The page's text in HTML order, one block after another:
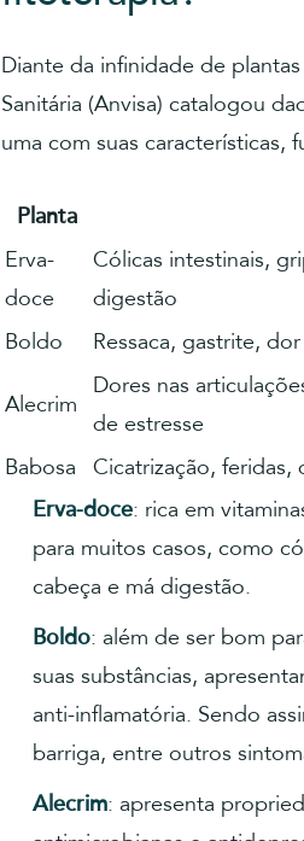
Diante da infinidade de
Sanitária (Anvisa) catalogou
uma com suas características,
Planta
Erva-
doce
Cólicas intestinais,
digestão
Boldo
Ressaca, gastrite,
Alecrim
Dores nas
de estresse
Babosa
Cicatrização, feridas,
Erva-doce: rica em
para muitos casos, como
cabeça e má digestão.
Boldo: além de ser bom
suas substâncias,
anti-inflamatória. Sendo
barriga, entre outros
Alecrim: apresenta